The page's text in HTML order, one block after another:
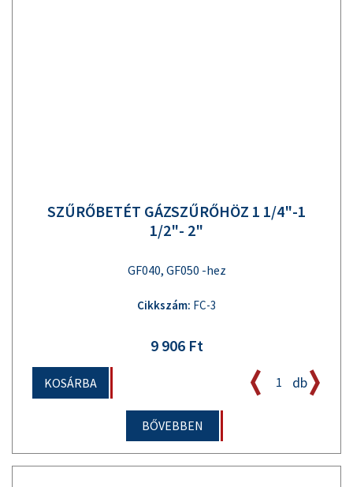
SZŰRŐBETÉT GÁZSZŰRŐHÖZ 1 1/4"-1
1/2"- 2"
GF040, GF050 -hez
Cikkszám: FC-3
9 906 Ft
KOSÁRBA db
BŐVEBBEN